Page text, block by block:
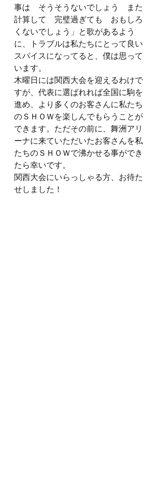
事は　そうそうないでしょう　また
計算して　完璧過ぎても　おもしろ
くないでしょう」と歌があるよう
に、トラブルは私たちにとって良い
スパイスになってると、僕は思って
います。
木曜日には関西大会を迎えるわけで
すが、代表に選ばれれば全国に駒を
進め、より多くのお客さんに私たち
のＳＨＯＷを楽しんでもらうことが
できます。ただその前に、舞洲アリ
ーナに来ていただいたお客さんを私
たちのＳＨＯＷで沸かせる事ができ
たら幸いです。
関西大会にいらっしゃる方、お待た
せしました！